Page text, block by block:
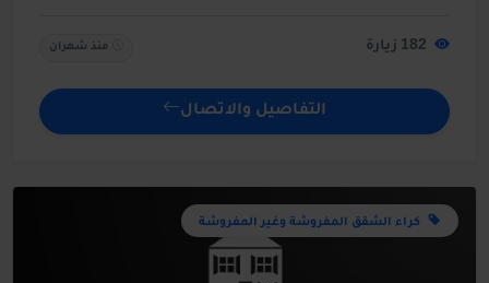
منذ شهران
التفاصيل والاتصال
كراء الشقق المفروشة وغير المفروشة